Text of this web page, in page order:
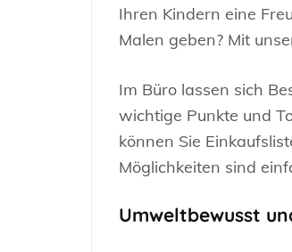
Ihren Kindern eine
Malen geben? Mit
Im Büro lassen sich
wichtige Punkte und
können Sie
Möglichkeiten sind
Umweltbewusst